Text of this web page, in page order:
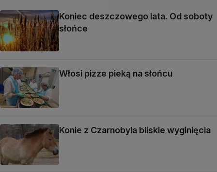
Koniec deszczowego lata. Od soboty
słońce
Włosi pizze pieką na słońcu
Konie z Czarnobyla bliskie wyginięcia